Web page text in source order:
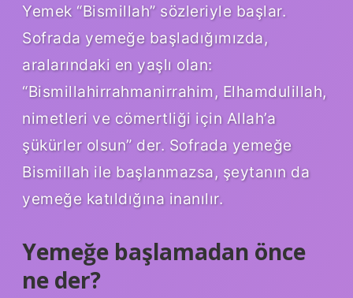
Yemek “Bismillah” sözleriyle başlar.
Sofrada yemeğe başladığımızda,
aralarındaki en yaşlı olan:
“Bismillahirrahmanirrahim, Elhamdulillah,
nimetleri ve cömertliği için Allah’a
şükürler olsun” der. Sofrada yemeğe
Bismillah ile başlanmazsa, şeytanın da
yemeğe katıldığına inanılır.
Yemeğe başlamadan önce
ne der?